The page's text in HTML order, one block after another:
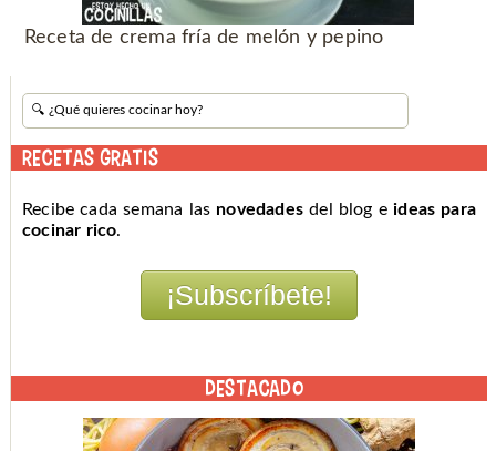
Receta de crema fría de melón y pepino
RECETAS GRATIS
Recibe cada semana las novedades del blog eideas para
cocinar rico.
DESTACADO